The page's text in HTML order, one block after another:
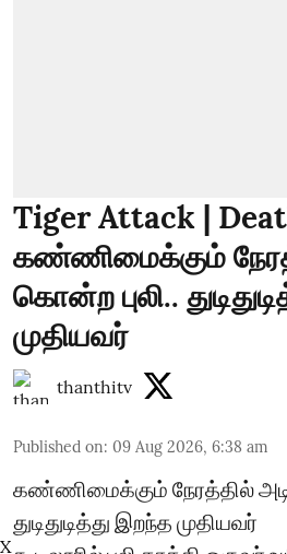
Tiger Attack |
கண்ணிமைக்கும்
கொன்ற புலி..
முதியவர்
thanthitv
Published on: 09 Aug 2026, 6:38 am
கண்ணிமைக்கும் நேரத்தில்
துடிதுடித்து இறந்த முதியவர்
X